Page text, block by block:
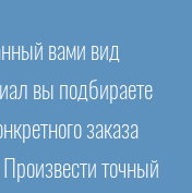
вами вид
вы подбираете
заказа
точный